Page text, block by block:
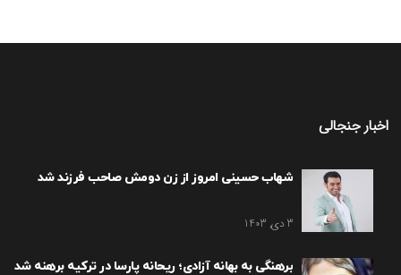
اخبار جنجالی
شهاب حسینی امروز از زن دومش صاحب فرزند شد
3 دی, 1403
برهنگی به بهانه آزادی؛ ریحانه پارسا در ترکیه برهنه شد